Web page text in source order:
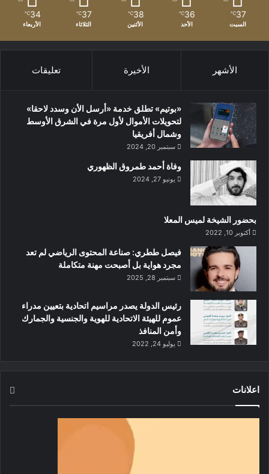
37
℃
السبت
36
℃
الأحد
38
℃
الأثنين
37
℃
الثلاثاء
34
℃
الأربعاء
الأشهر الأخيرة تعليقات
«بوتيم» تطلق خدمة «أرسل الأن وسدد لاحقا»
لتحويلات الأموال لأول مرة في الشرق الأوسط
وشمال أفريقيا
سبتمبر 20, 2024
وفاة أحمد طمروق الظهوري
يونيو 27, 2024
بحضور الشيخة لميس المعلا
أكتوبر 10, 2022
‏فيصل ططري: صناعة المحتوى الرياضي لم تعد
مجرد هواية بل أصبحت مهنة متكاملة
سبتمبر 28, 2025
رئيس الدولة يصدر مراسيم اتحادية بتعيين مدراء
عموم للهيئة الاتحادية للهوية والجنسية والجمارك
وأمن المنافذ
يوليو 24, 2022
اعلانات